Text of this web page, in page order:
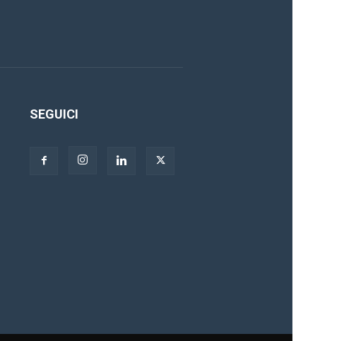
SEGUICI